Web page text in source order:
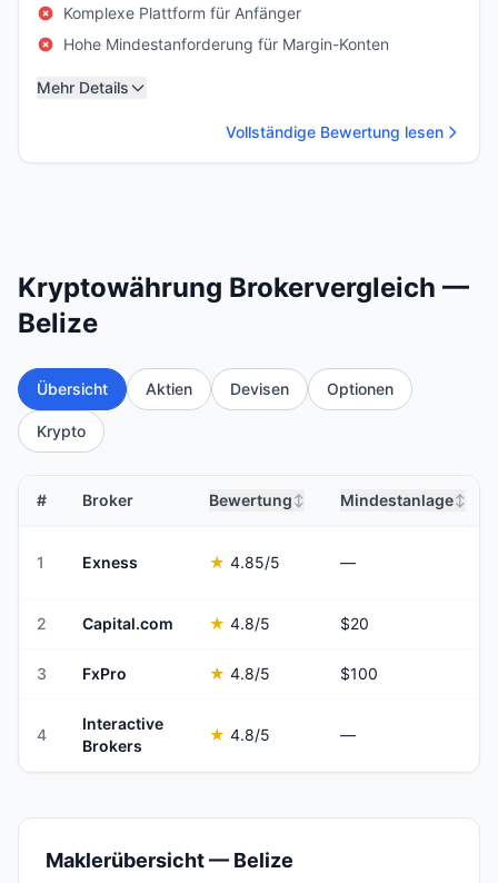
Komplexe Plattform für Anfänger
Hohe Mindestanforderung für Margin-Konten
Mehr Details
Vollständige Bewertung lesen
Kryptowährung Brokervergleich —
Belize
Übersicht Aktien Devisen Optionen
Krypto
# Broker Bewertung ↕ Mindestanlage↕
1 Exness ★ 4.85/5 —
2 Capital.com ★ 4.8/5 $20
3 FxPro ★ 4.8/5 $100
4
Interactive
Brokers
★ 4.8/5 —
Maklerübersicht — Belize